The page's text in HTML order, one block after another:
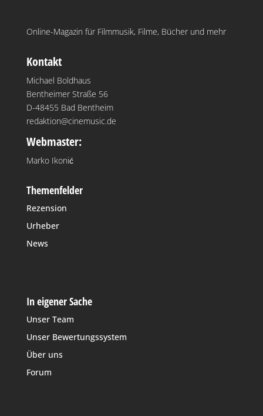
Online-Magazin für Filmmusik, Filme, Bücher und mehr
Kontakt
Michael Boldhaus
Bentheimer Straße 56
D-48455 Bad Bentheim
redaktion@cinemusic.de
Webmaster:
Marko Ikonić
Themenfelder
Rezension
Urheber
News
In eigener Sache
Unser Team
Unser Bewertungssystem
Über uns
Forum